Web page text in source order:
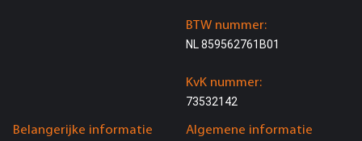
Belangerijke informatie Algemene informatie
BTW nummer:
NL 859562761B01
KvK nummer:
73532142